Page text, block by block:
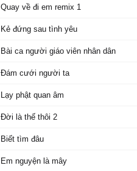
Quay về đi em remix 1
Kẻ đứng sau tình yêu
Bài ca người giáo viên nhân dân
Đám cưới người ta
Lạy phật quan âm
Đời là thế thôi 2
Biết tìm đâu
Em nguyện là mây